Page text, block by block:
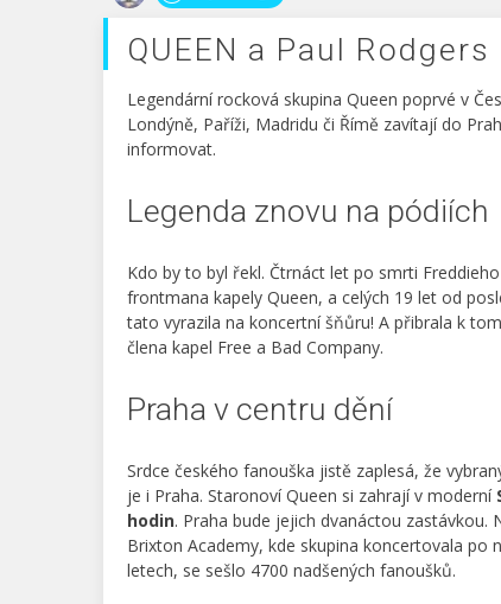
QUEEN a Paul
Legendární rocková skupina Queen poprvé v
Londýně, Paříži, Madridu či Římě zavítají do
informovat.
Legenda znovu na pódiích
Kdo by to byl řekl. Čtrnáct let po smrti
frontmana kapely Queen, a celých 19 let od
tato vyrazila na koncertní šňůru! A přibrala k
člena kapel Free a Bad Company.
Praha v centru dění
Srdce českého fanouška jistě zaplesá, že
je i Praha. Staronoví Queen si zahrají v moderní
hodin. Praha bude jejich dvanáctou zastávkou.
Brixton Academy, kde skupina koncertovala po
letech, se sešlo 4700 nadšených fanoušků.